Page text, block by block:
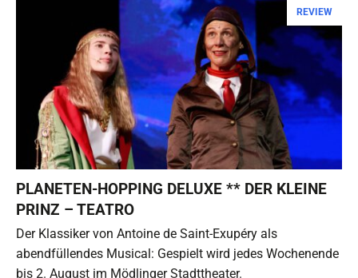
REVIEW
PLANETEN-HOPPING DELUXE ** DER KLEINE
PRINZ – TEATRO
Der Klassiker von Antoine de Saint-Exupéry als
abendfüllendes Musical: Gespielt wird jedes Wochenende
bis 2. August im Mödlinger Stadttheater.